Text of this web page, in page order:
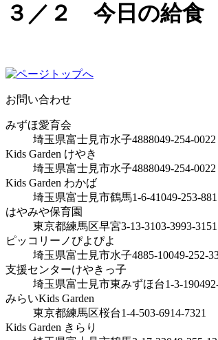
３／２ 今日の給食
お問い合わせ
みずほ愛育会
埼玉県富士見市水子4888049-254-0022
Kids Garden けやき
埼玉県富士見市水子4888049-254-0022
Kids Garden わかば
埼玉県富士見市鶴馬1-6-41049-253-
はやみや保育園
東京都練馬区早宮3-13-3103-3993-3151
ピッコリーノぴよぴよ
埼玉県富士見市水子4885-10049-252-
支援センターけやきっ子
埼玉県富士見市東みずほ台1-3-19
みらいKids Garden
東京都練馬区桜台1-4-503-6914-7321
Kids Garden きらり